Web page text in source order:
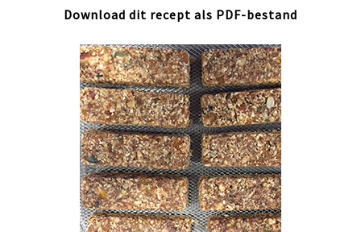
Download dit recept als PDF-bestand